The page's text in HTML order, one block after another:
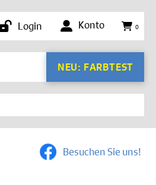
Login Konto 0
NEU: FARBTEST
Besuchen Sie uns!